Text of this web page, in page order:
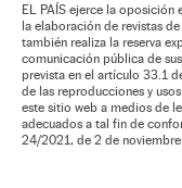
EL PAÍS ejerce la oposición
la elaboración de revistas
también realiza la reserva
comunicación pública de
prevista en el artículo 33.1
de las reproducciones y
este sitio web a medios de
adecuados a tal fin de
24/2021, de 2 de noviembre